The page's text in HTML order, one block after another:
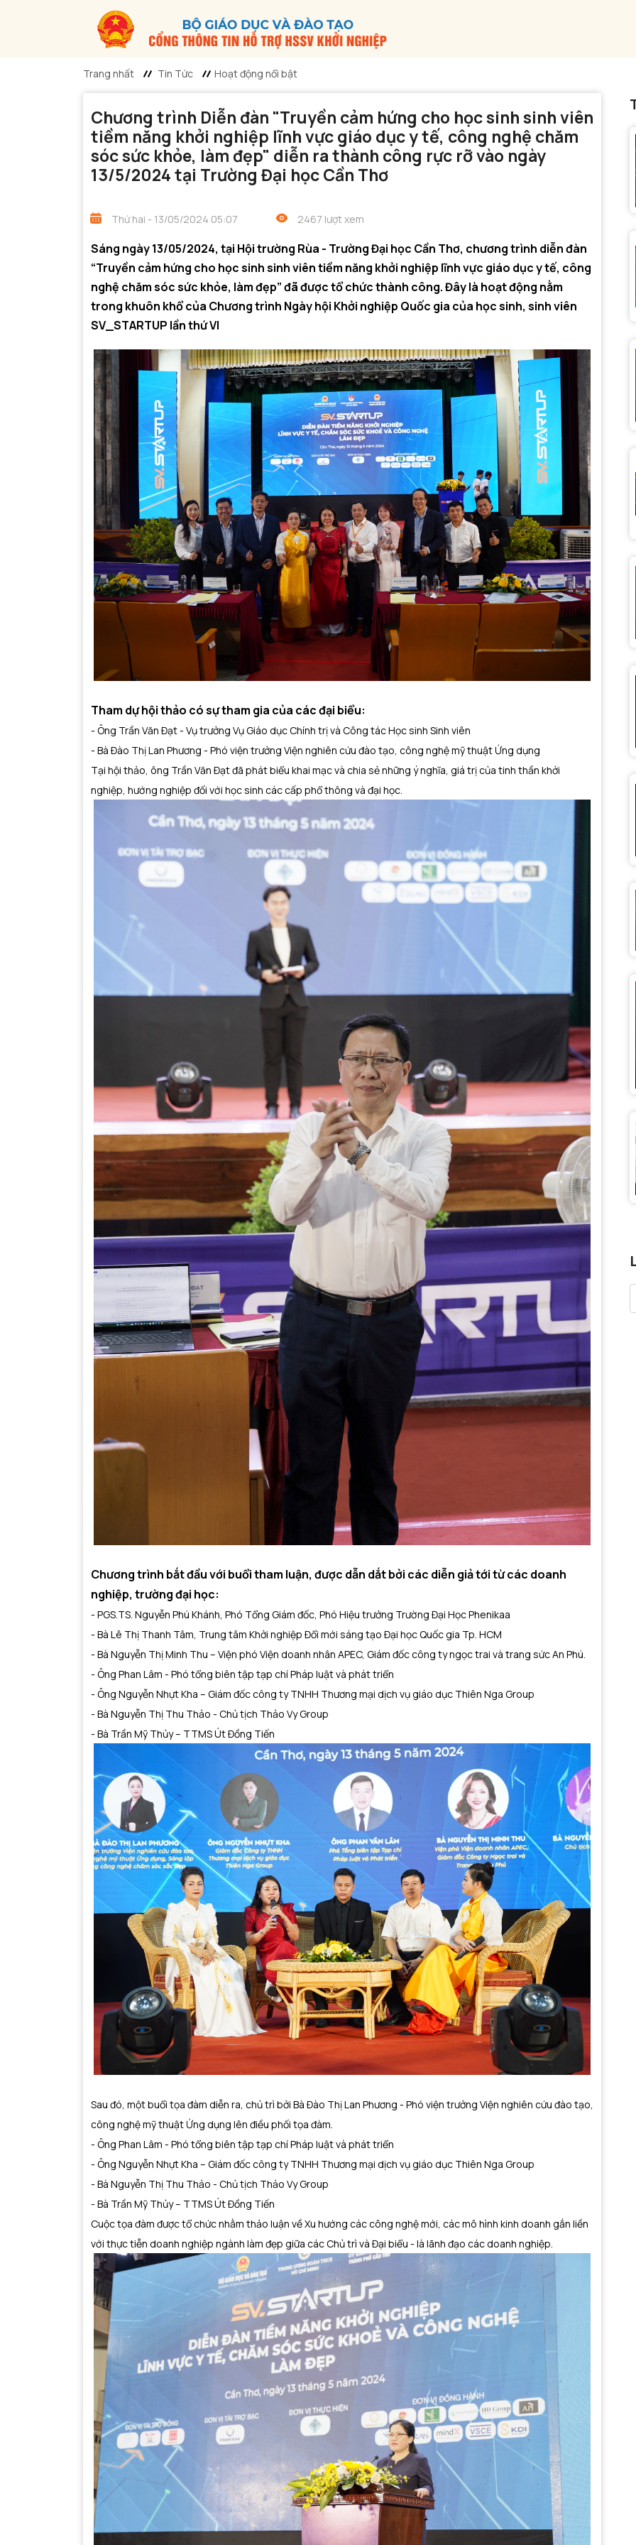
Trang nhất Tin Tức Hoạt động nổi bật
Chương trình Diễn đàn "Truyền cảm hứng cho học sinh sinh viên
tiềm năng khởi nghiệp lĩnh vực giáo dục y tế, công nghệ chăm
sóc sức khỏe, làm đẹp" diễn ra thành công rực rỡ vào ngày
13/5/2024 tại Trường Đại học Cần Thơ
Thứ hai - 13/05/2024 05:07 2467 lượt xem
Sáng ngày 13/05/2024, tại Hội trường Rùa - Trường Đại học Cần Thơ, chương trình diễn đàn
“Truyền cảm hứng cho học sinh sinh viên tiềm năng khởi nghiệp lĩnh vực giáo dục y tế, công
nghệ chăm sóc sức khỏe, làm đẹp” đã được tổ chức thành công. Đây là hoạt động nằm
trong khuôn khổ của Chương trình Ngày hội Khởi nghiệp Quốc gia của học sinh, sinh viên
SV_STARTUP lần thứ VI
Tham dự hội thảo có sự tham gia của các đại biểu:
- Ông Trần Văn Đạt - Vụ trưởng Vụ Giáo dục Chính trị và Công tác Học sinh Sinh viên
- Bà Đào Thị Lan Phương - Phó viện trưởng Viện nghiên cứu đào tạo, công nghệ mỹ thuật Ứng dụng
Tại hội thảo, ông Trần Văn Đạt đã phát biểu khai mạc và chia sẻ những ý nghĩa, giá trị của tinh thần khởi
nghiệp, hướng nghiệp đối với học sinh các cấp phổ thông và đại học.
Chương trình bắt đầu với buổi tham luận, được dẫn dắt bởi các diễn giả tới từ các doanh
nghiệp, trường đại học:
- PGS.TS. Nguyễn Phú Khánh, Phó Tổng Giám đốc, Phó Hiệu trưởng Trường Đại Học Phenikaa
- Bà Lê Thị Thanh Tâm, Trung tâm Khởi nghiệp Đổi mới sáng tạo Đại học Quốc gia Tp. HCM
- Bà Nguyễn Thị Minh Thu – Viện phó Viện doanh nhân APEC, Giám đốc công ty ngọc trai và trang sức An Phú.
- Ông Phan Lâm - Phó tổng biên tập tạp chí Pháp luật và phát triển
- Ông Nguyễn Nhựt Kha – Giám đốc công ty TNHH Thương mại dịch vụ giáo dục Thiên Nga Group
- Bà Nguyễn Thị Thu Thảo - Chủ tịch Thảo Vy Group
- Bà Trần Mỹ Thủy – TTMS Út Đồng Tiến
Sau đó, một buổi tọa đàm diễn ra, chủ trì bởi Bà Đào Thị Lan Phương - Phó viện trưởng Viện nghiên cứu đào tạo,
công nghệ mỹ thuật Ứng dụng lên điều phối tọa đàm.
- Ông Phan Lâm - Phó tổng biên tập tạp chí Pháp luật và phát triển
- Ông Nguyễn Nhựt Kha – Giám đốc công ty TNHH Thương mại dịch vụ giáo dục Thiên Nga Group
- Bà Nguyễn Thị Thu Thảo - Chủ tịch Thảo Vy Group
- Bà Trần Mỹ Thủy – TTMS Út Đồng Tiến
Cuộc tọa đàm được tổ chức nhằm thảo luận về Xu hướng các công nghệ mới, các mô hình kinh doanh gắn liền
với thực tiễn doanh nghiệp ngành làm đẹp giữa các Chủ trì và Đại biểu - là lãnh đạo các doanh nghiệp.